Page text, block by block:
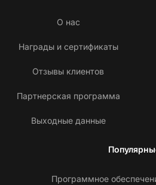
О нас
Награды и сертификаты
Отзывы клиентов
Партнерская программа
Выходные данные
Программное